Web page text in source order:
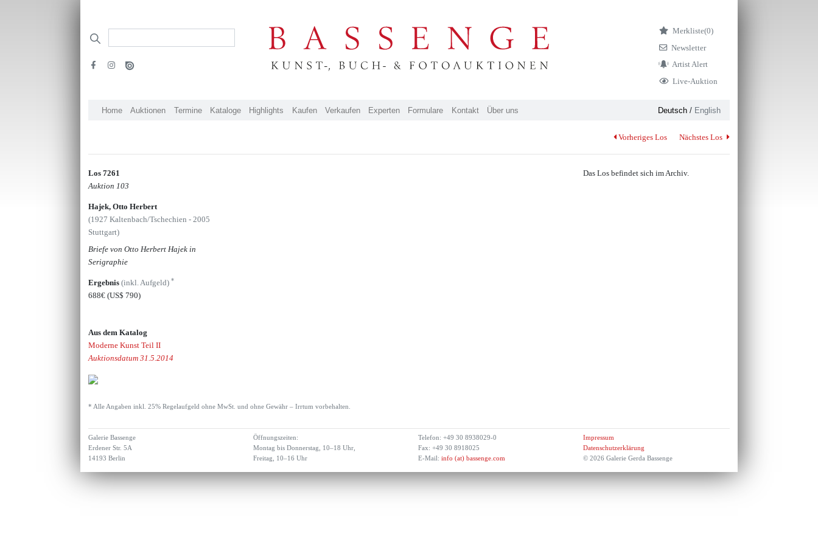
Merkliste(0)
Newsletter
Artist Alert
Live-Auktion
Home Auktionen Termine Kataloge Highlights Kaufen Verkaufen Experten Formulare Kontakt Über uns Deutsch/ English
Vorheriges Los Nächstes Los
Los 7261
Auktion 103
Hajek, Otto Herbert
(1927 Kaltenbach/Tschechien - 2005
Stuttgart)
Briefe von Otto Herbert Hajek in
Serigraphie
Ergebnis(inkl. Aufgeld)*
688€(US$ 790)
Aus dem Katalog
Moderne Kunst Teil II
Auktionsdatum 31.5.2014
Das Los befindet sich im Archiv.
* Alle Angaben inkl. 25% Regelaufgeld ohne MwSt. und ohne Gewähr – Irrtum vorbehalten.
Galerie Bassenge
Erdener Str. 5A
14193 Berlin
Öffnungszeiten:
Montag bis Donnerstag, 10–18 Uhr,
Freitag, 10–16 Uhr
Telefon: +49 30 8938029-0
Fax: +49 30 8918025
E-Mail: info (at) bassenge.com
Impressum
Datenschutzerklärung
© 2026 Galerie Gerda Bassenge